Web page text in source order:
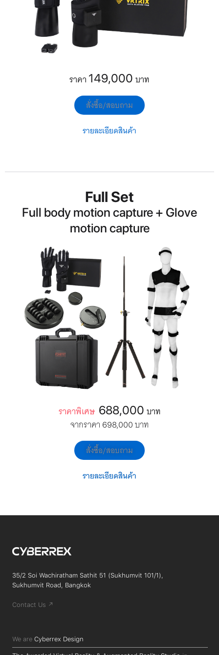
ราคา 149,000 บาท
สั่งซื้อ/สอบถาม
รายละเอียดสินค้า
Full Set
Full body motion capture + Glove
motion capture
ราคาพิเศษ 688,000 บาท
จากราคา 698,000 บาท
สั่งซื้อ/สอบถาม
รายละเอียดสินค้า
35/2 Soi Wachiratham Sathit 51 (Sukhumvit 101/1),
Sukhumvit Road, Bangkok
Contact Us ↗
We are Cyberrex Design